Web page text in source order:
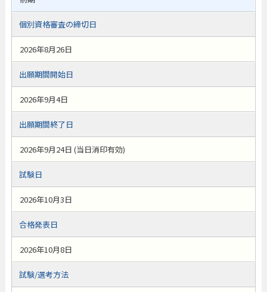
個別資格審査の締切日
2026年8月26日
出願期間開始日
2026年9月4日
出願期間終了日
2026年9月24日 (当日消印有効)
試験日
2026年10月3日
合格発表日
2026年10月8日
試験/選考方法